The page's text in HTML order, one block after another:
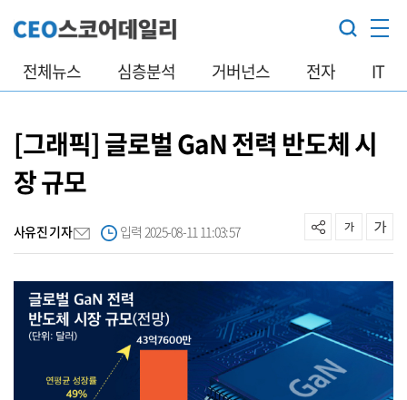
전체뉴스 심층분석 거버넌스 전자 IT
[그래픽] 글로벌 GaN 전력 반도체 시
장 규모
사유진 기자 입력 2025-08-11 11:03:57